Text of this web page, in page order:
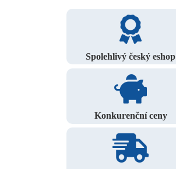
Spolehlivý český eshop
Konkurenční ceny